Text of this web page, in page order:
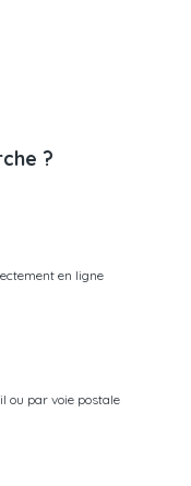
?
en ligne
ou par voie postale